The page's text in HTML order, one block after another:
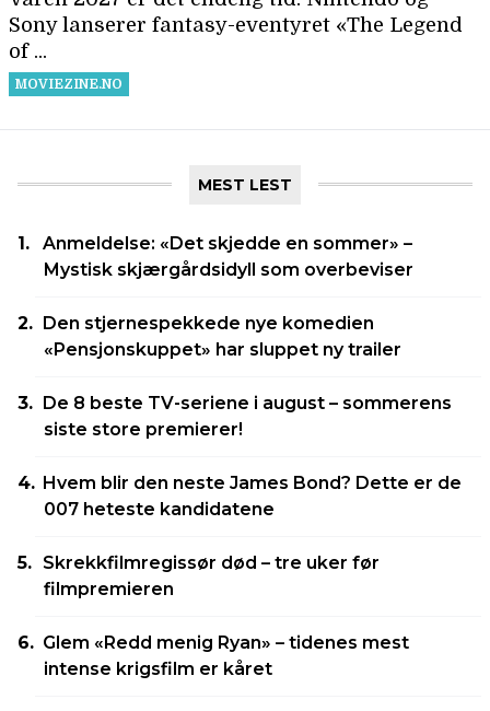
MEST LEST
Anmeldelse: «Det skjedde en sommer» –
Mystisk skjærgårdsidyll som overbeviser
Den stjernespekkede nye komedien
«Pensjonskuppet» har sluppet ny trailer
De 8 beste TV-seriene i august – sommerens
siste store premierer!
Hvem blir den neste James Bond? Dette er de
007 heteste kandidatene
Skrekkfilmregissør død – tre uker før
filmpremieren
Glem «Redd menig Ryan» – tidenes mest
intense krigsfilm er kåret